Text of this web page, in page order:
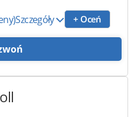
Szczegóły + Oceń